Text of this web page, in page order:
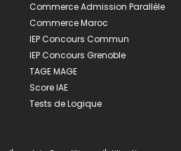
Commerce Admission Parallèle
Commerce Maroc
IEP Concours Commun
IEP Concours Grenoble
TAGE MAGE
Score IAE
Tests de Logique